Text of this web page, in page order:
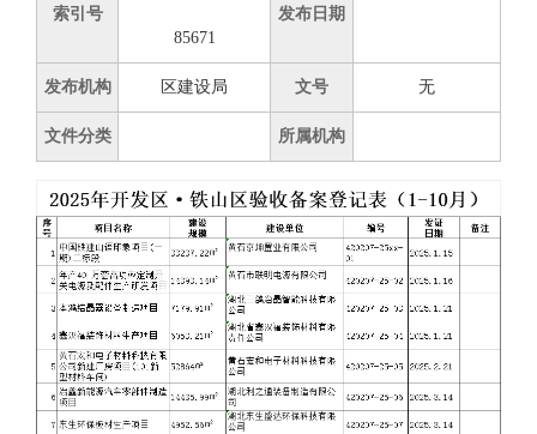
索引号
85671
发布日期
发布机构 区建设局 文号 无
文件分类 所属机构